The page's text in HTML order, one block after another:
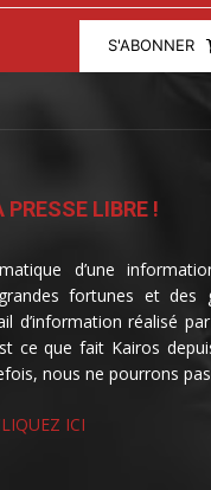
S'ABONNER
LIBRE !
d’une
fortunes et des
d’information réalisé
ce que fait Kairos
nous ne pourrons
ICI